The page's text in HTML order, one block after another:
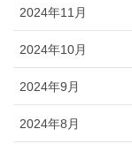
2024年11月
2024年10月
2024年9月
2024年8月